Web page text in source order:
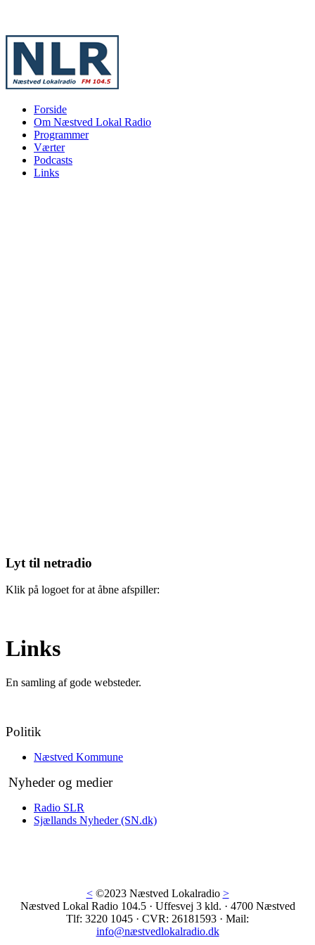
Forside
Om Næstved Lokal Radio
Programmer
Værter
Podcasts
Links
Lyt til netradio
Klik på logoet for at åbne afspiller:
Links
En samling af gode websteder.
Politik
Næstved Kommune
Nyheder og medier
Radio SLR
Sjællands Nyheder (SN.dk)
<©2023 Næstved Lokalradio >
Næstved Lokal Radio 104.5 · Uffesvej 3 kld. · 4700 Næstved
Tlf: 3220 1045 · CVR: 26181593 · Mail:
info@næstvedlokalradio.dk